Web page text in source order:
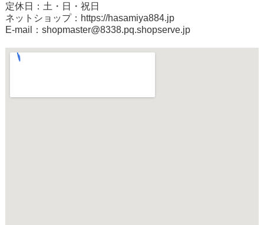
定休日：土・日・祝日
ネットショップ： https://hasamiya884.jp
E-mail：shopmaster@8338.pq.shopserve.jp